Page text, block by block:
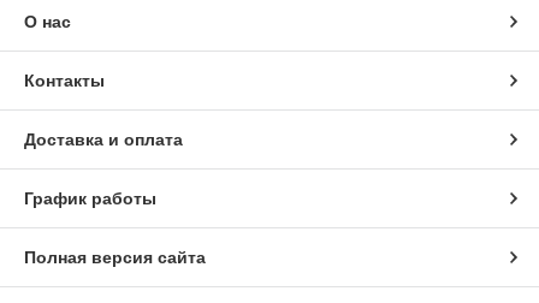
О нас
Контакты
Доставка и оплата
График работы
Полная версия сайта